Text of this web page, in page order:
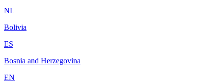
NL
Bolivia
ES
Bosnia and Herzegovina
EN